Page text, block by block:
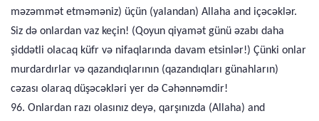
məzəmmət etməməniz) üçün (yalandan) Allaha and içəcəklər.
Siz də onlardan vaz keçin! (Qoyun qiyamət günü əzabı daha
şiddətli olacaq küfr və nifaqlarında davam etsinlər!) Çünki onlar
murdardırlar və qazandıqlarının (qazandıqları günahların)
cəzası olaraq düşəcəkləri yer də Cəhənnəmdir!
96. Onlardan razı olasınız deyə, qarşınızda (Allaha) and